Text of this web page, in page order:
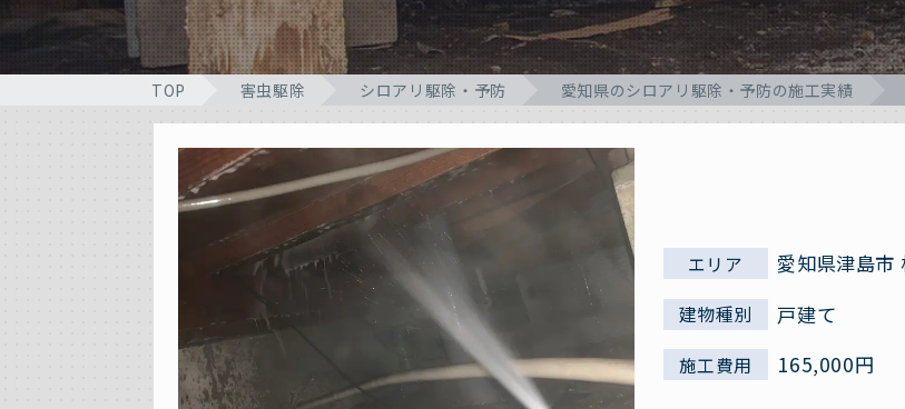
TOP 害虫駆除 シロアリ駆除・予防 愛知県のシロアリ駆除・予防の施工実績
エリア 愛知県津島市
建物種別 戸建て
施工費用 165,000円